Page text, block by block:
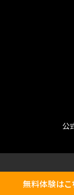
公
無料体験はこ